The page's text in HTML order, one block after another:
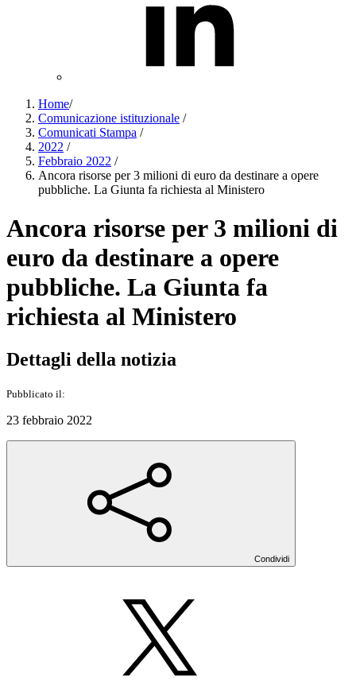
Home/
Comunicazione istituzionale /
Comunicati Stampa /
2022 /
Febbraio 2022 /
Ancora risorse per 3 milioni di euro da destinare a opere
pubbliche. La Giunta fa richiesta al Ministero
Ancora risorse per 3 milioni di
euro da destinare a opere
pubbliche. La Giunta fa
richiesta al Ministero
Dettagli della notizia
Pubblicato il:
23 febbraio 2022
Condividi